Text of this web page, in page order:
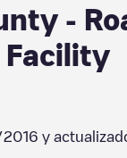
-
Facility
y